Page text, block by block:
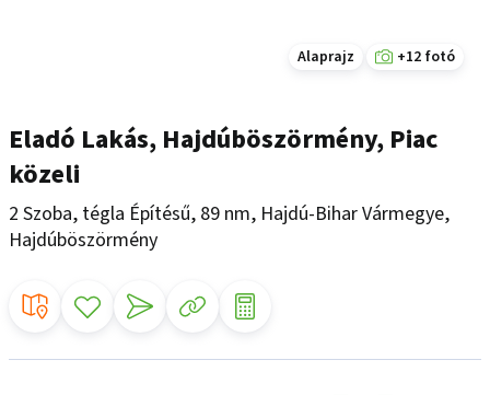
Alaprajz +12 fotó
Eladó Lakás, Hajdúböszörmény, Piac
közeli
2 Szoba, tégla Építésű, 89 nm, Hajdú-Bihar Vármegye,
Hajdúböszörmény